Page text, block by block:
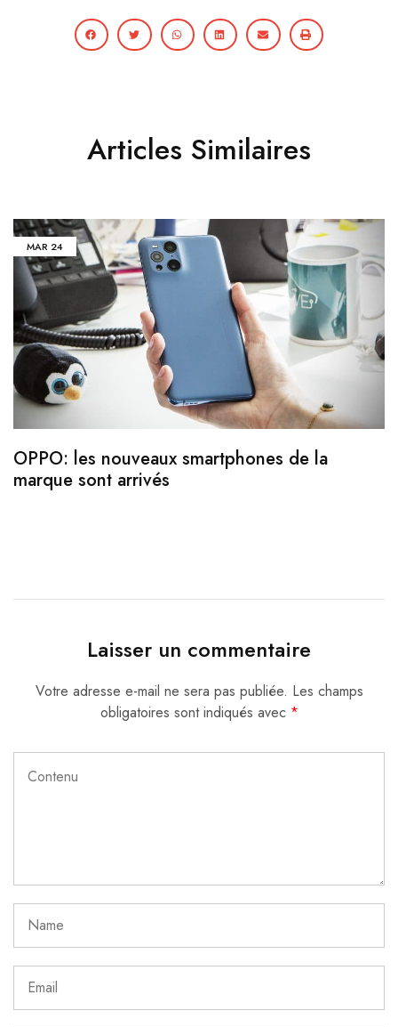
Articles Similaires
MAR 24
OPPO: les nouveaux smartphones de la
marque sont arrivés
Laisser un commentaire
Votre adresse e-mail ne sera pas publiée. Les champs
obligatoires sont indiqués avec *